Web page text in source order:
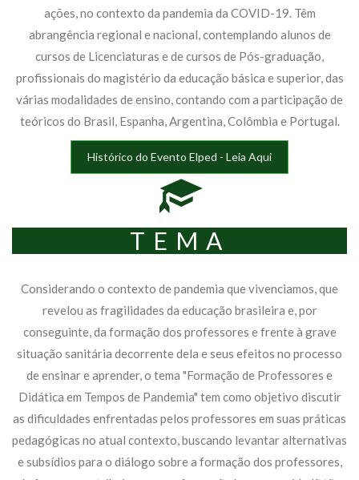
ações, no contexto da pandemia da COVID-19. Têm
abrangência regional e nacional, contemplando alunos de
cursos de Licenciaturas e de cursos de Pós-graduação,
profissionais do magistério da educação básica e superior, das
várias modalidades de ensino, contando com a participação de
teóricos do Brasil, Espanha, Argentina, Colômbia e Portugal.
Histórico do Evento Elped - Leia Aqui
TEMA
Considerando o contexto de pandemia que vivenciamos, que
revelou as fragilidades da educação brasileira e, por
conseguinte, da formação dos professores e frente à grave
situação sanitária decorrente dela e seus efeitos no processo
de ensinar e aprender, o tema "Formação de Professores e
Didática em Tempos de Pandemia" tem como objetivo discutir
as dificuldades enfrentadas pelos professores em suas práticas
pedagógicas no atual contexto, buscando levantar alternativas
e subsídios para o diálogo sobre a formação dos professores,